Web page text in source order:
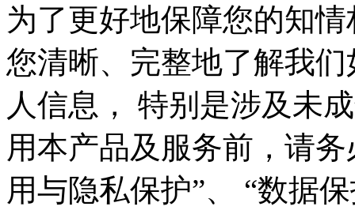
为了更好地保障您的知
您清晰、完整地了解我
人信息， 特别是涉及未
用本产品及服务前，请
用与隐私保护”、 “数据